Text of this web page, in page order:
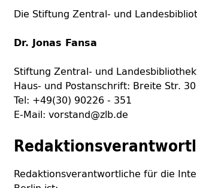
Die Stiftung Zentral- und
Dr. Jonas Fansa
Stiftung Zentral- und
Haus- und Postanschrift: Breite Str.
Tel: +49(30) 90226 - 351
E-Mail: vorstand@zlb.de
Redaktionsverantwortliche für die